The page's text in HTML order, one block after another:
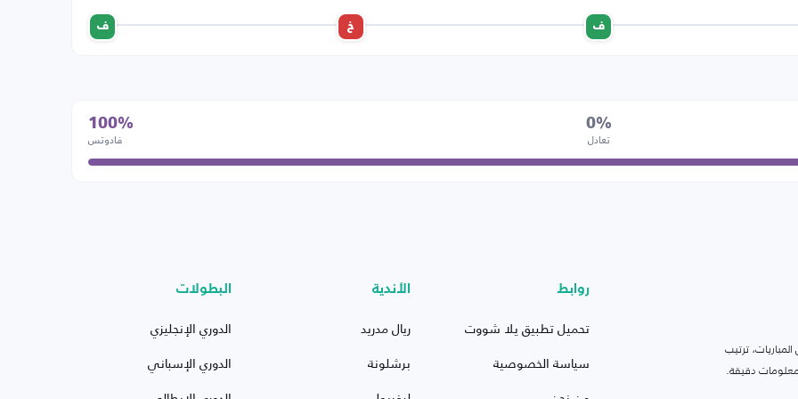
ف خ ف
0%
تعادل
100%
فادوتس
ترتيب
دقيقة.
روابط
تحميل تطبيق يلا شووت
سياسة الخصوصية
الأندية
ريال مدريد
برشلونة
البطولات
الدوري الإنجليزي
الدوري الإسباني